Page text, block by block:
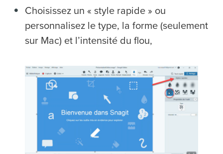
Choisissez un « style rapide » ou
personnalisez le type, la forme (seulement
sur Mac) et l’intensité du flou,